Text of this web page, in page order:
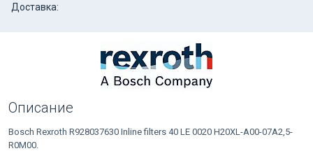
Доставка:
Описание
Bosch Rexroth R928037630 Inline filters 40 LE 0020 H20XL-A00-07A2,5-
R0M00.